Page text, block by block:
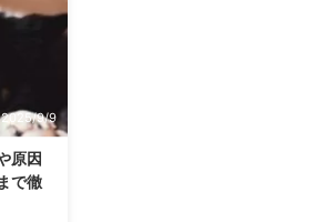
情を表
意味を
ラとの
切で
ラの
の意味
や病気
理由を
ための
2025/9/9
原因
で徹